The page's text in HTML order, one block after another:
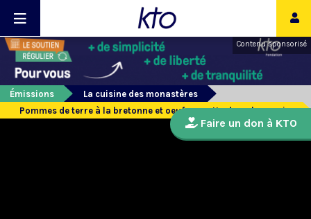
Contenu sponsorisé
Émissions
La cuisine des monastères
Pommes de terre à la bretonne et oeufs cocotte de « chez moi »
Faire un don à KTO